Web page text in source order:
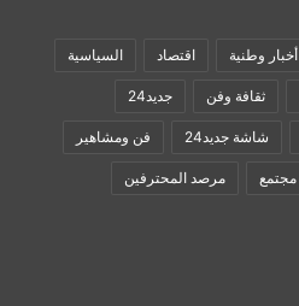
أخبار وطنية اقتصاد السياسية
ثقافة وفن جديد24
شاشة جديد24 فن ومشاهير
مجتمع مرصد المحترفين